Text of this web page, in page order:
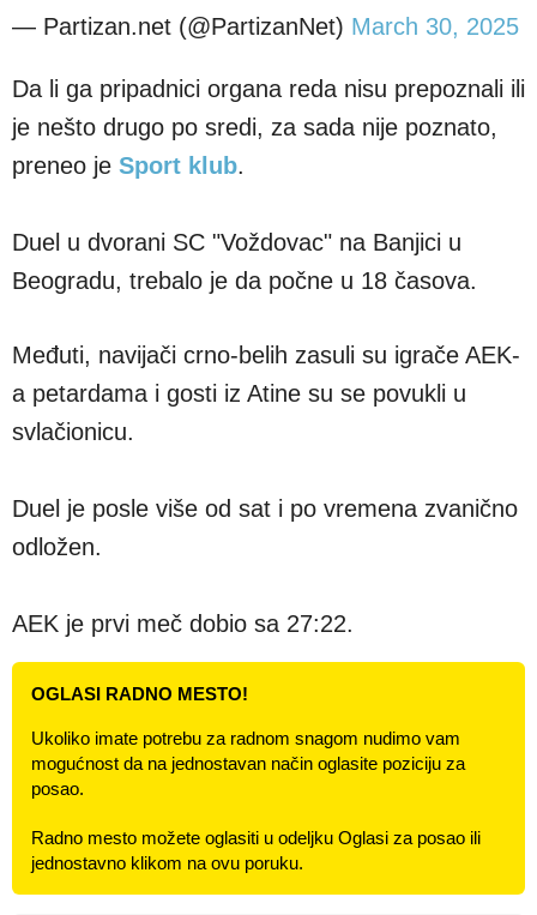
— Partizan.net (@PartizanNet) March 30, 2025
Da li ga pripadnici organa reda nisu prepoznali ili
je nešto drugo po sredi, za sada nije poznato,
preneo je Sport klub.
Duel u dvorani SC "Voždovac" na Banjici u
Beogradu, trebalo je da počne u 18 časova.
Međuti, navijači crno-belih zasuli su igrače AEK-
a petardama i gosti iz Atine su se povukli u
svlačionicu.
Duel je posle više od sat i po vremena zvanično
odložen.
AEK je prvi meč dobio sa 27:22.
OGLASI RADNO MESTO!
Ukoliko imate potrebu za radnom snagom nudimo vam
mogućnost da na jednostavan način oglasite poziciju za
posao.
Radno mesto možete oglasiti u odeljku Oglasi za posao ili
jednostavno klikom na ovu poruku.